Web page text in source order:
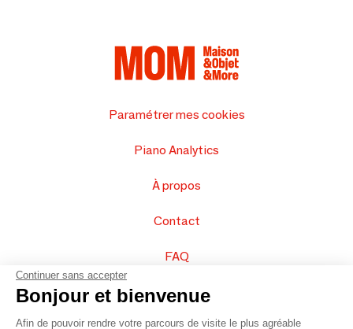
Paramétrer mes cookies
Piano Analytics
À propos
Contact
FAQ
Vendez vos produits
Continuer sans accepter
Bonjour et bienvenue
Afin de pouvoir rendre votre parcours de visite le plus agréable